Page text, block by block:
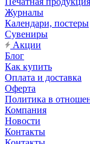
Журналы
Календари, постеры
Сувениры
Акции
Блог
Как купить
Оплата и доставка
Оферта
Политика в
Компания
Новости
Контакты